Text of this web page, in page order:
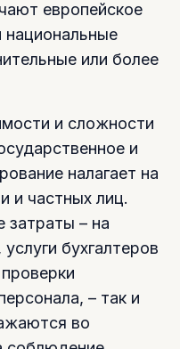
европейское
национальные
или более
и сложности
и
налагает на
и частных лиц.
затраты – на
бухгалтеров
– так и
во